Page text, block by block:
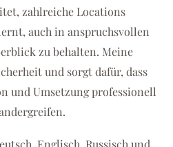
zahlreiche Locations
auch in anspruchsvollen
zu behalten. Meine
und sorgt dafür, dass
und Umsetzung professionell